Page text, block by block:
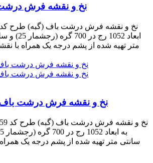
نخ و نقشه فرش درشت باف
متر تهیه شده از پشم درجه یک همراه با
نخ و نقشه فرش درشت باف کد 59
سانتی متر تهیه شده از پشم درجه یک همراه